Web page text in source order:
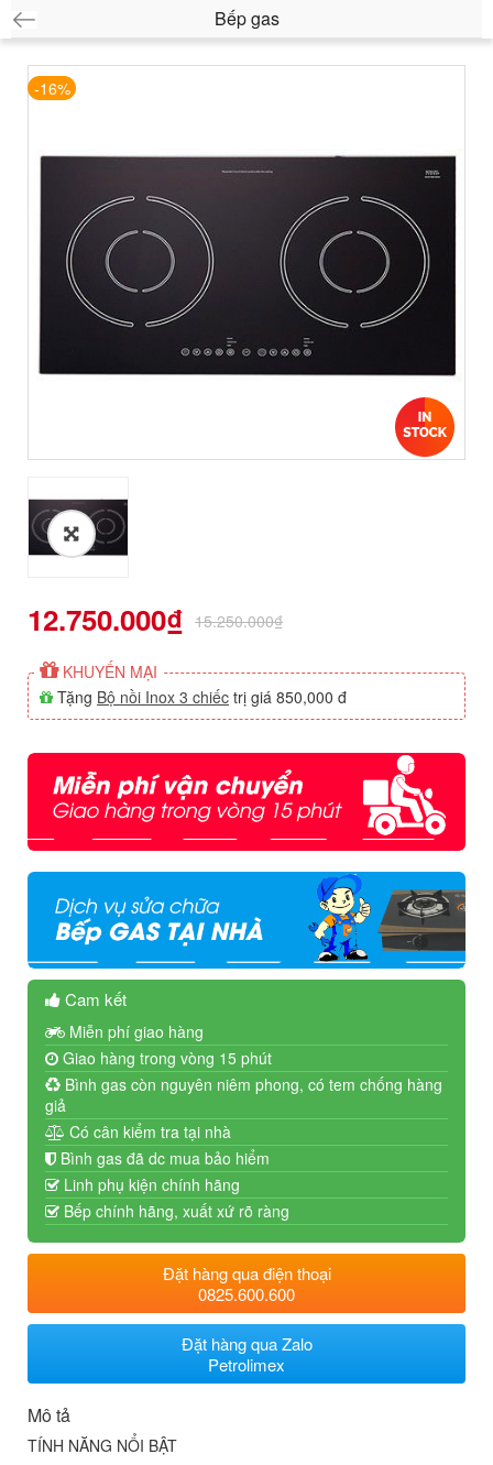
Bếp gas
-16%
15.250.000₫
12.750.000₫
KHUYẾN MẠI
Tặng Bộ nồi Inox 3 chiếc trị giá 850,000 đ
Cam kết
Miễn phí giao hàng
Giao hàng trong vòng 15 phút
Bình gas còn nguyên niêm phong, có tem chống hàng
giả
Có cân kiểm tra tại nhà
Bình gas đã dc mua bảo hiểm
Linh phụ kiện chính hãng
Bếp chính hãng, xuất xứ rõ ràng
Đặt hàng qua điện thoại
0825.600.600
Đặt hàng qua Zalo
Petrolimex
Mô tả
TÍNH NĂNG NỔI BẬT